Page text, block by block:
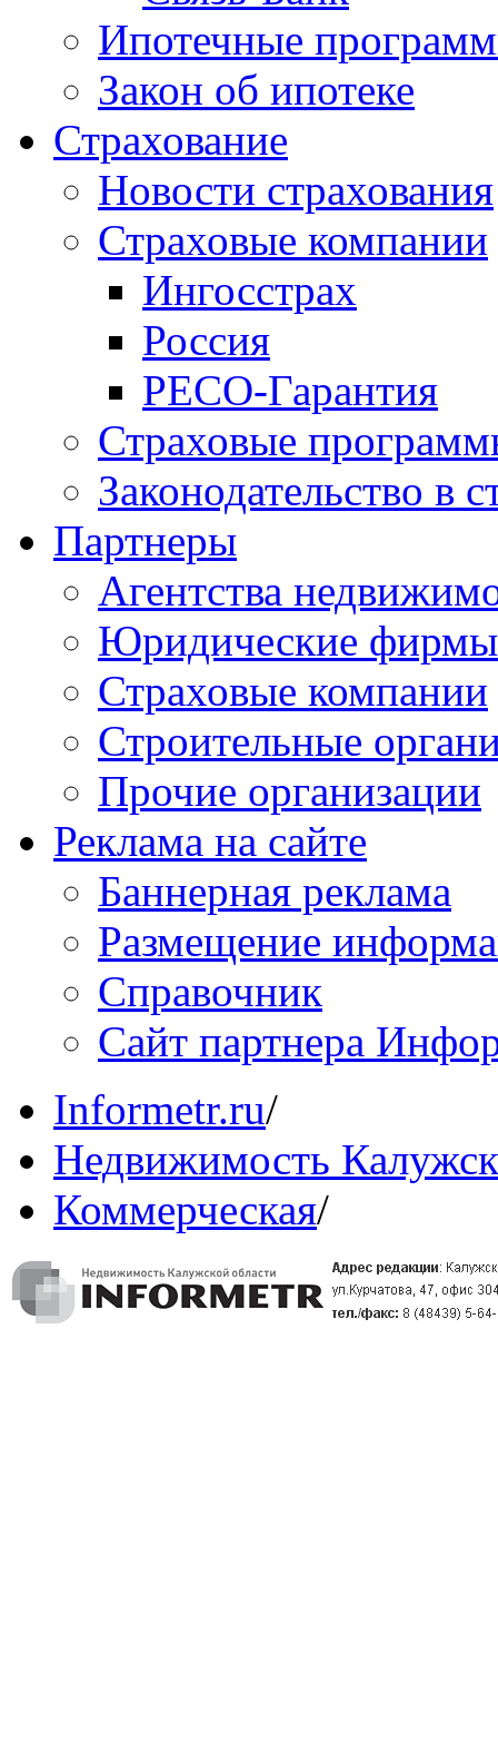
Ипотечные
Закон об ипотеке
Страхование
Новости страхования
Страховые компании
Ингосстрах
Россия
РЕСО-Гарантия
Страховые
Законодательство в
Партнеры
Агентства
Юридические фирмы
Страховые компании
Строительные
Прочие организации
Реклама на сайте
Баннерная реклама
Размещение
Справочник
Сайт партнера
Informetr.ru/
Недвижимость
Коммерческая/